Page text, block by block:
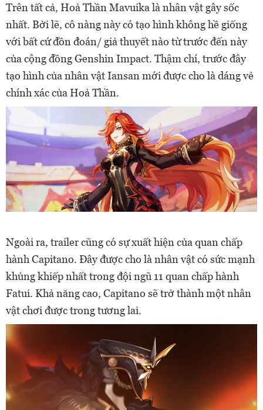
Trên tất cả, Hoả Thần Mavuika là nhân vật gây sốc
nhất. Bởi lẽ, cô nàng này có tạo hình không hề giống
với bất cứ đồn đoán/ giả thuyết nào từ trước đến này
của cộng đồng Genshin Impact. Thậm chí, trước đây
tạo hình của nhân vật Iansan mới được cho là dáng vẻ
chính xác của Hoả Thần.
Ngoài ra, trailer cũng có sự xuất hiện của quan chấp
hành Capitano. Đây được cho là nhân vật có sức mạnh
khủng khiếp nhất trong đội ngũ 11 quan chấp hành
Fatui. Khả năng cao, Capitano sẽ trở thành một nhân
vật chơi được trong tương lai.